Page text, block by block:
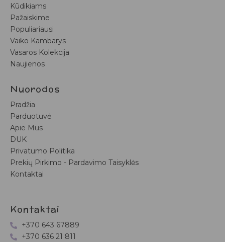
Kūdikiams
Pažaiskime
Populiariausi
Vaiko Kambarys
Vasaros Kolekcija
Naujienos
Nuorodos
Pradžia
Parduotuvė
Apie Mus
DUK
Privatumo Politika
Prekių Pirkimo - Pardavimo Taisyklės
Kontaktai
Kontaktai
+370 643 67889
+370 636 21 811